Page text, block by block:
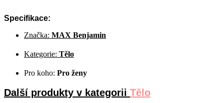
Specifikace:
Značka: MAX Benjamin
Kategorie: Tělo
Pro koho: Pro ženy
Další produkty v kategorii Tělo